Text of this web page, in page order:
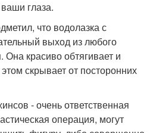
глаза.
что водолазка с
выход из любого
красиво обтягивает и
скрывает от посторонних
- очень ответственная
операция, могут